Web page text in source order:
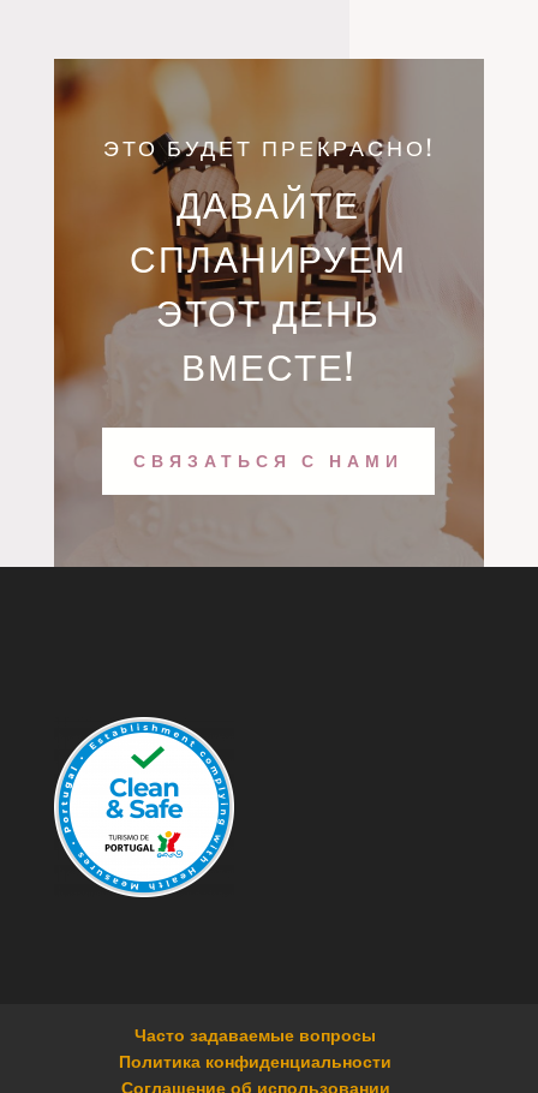
ЭТО БУДЕТ ПРЕКРАСНО!
ДАВАЙТЕ
СПЛАНИРУЕМ
ЭТОТ ДЕНЬ
ВМЕСТЕ!
СВЯЗАТЬСЯ С НАМИ
Часто задаваемые вопросы
Политика конфиденциальности
Соглашение об использовании